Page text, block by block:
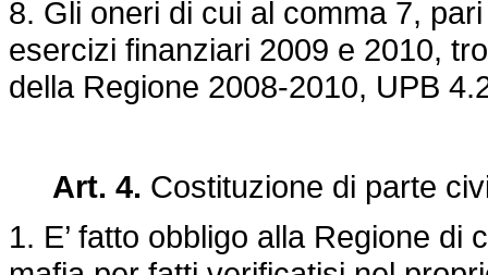
8. Gli oneri di cui al comma 7,
esercizi finanziari 2009 e 2010,
della Regione 2008-2010, UPB
Art. 4. Costituzione di parte
1. E’ fatto obbligo alla Regione